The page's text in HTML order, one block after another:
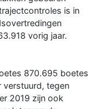
is in
vorig jaar.
870.695 boetes
verstuurd, tegen
2019 zijn ook